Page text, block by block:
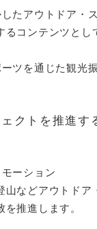
たアウトドア・
るコンテンツとし
ツを通じた観光
クトを推進す
ーション
などアウトドア
推進します。